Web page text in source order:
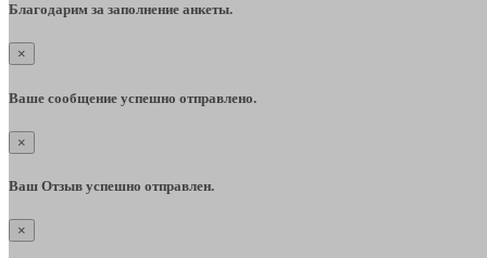
Благодарим за заполнение анкеты.
×
Ваше сообщение успешно отправлено.
×
Ваш Отзыв успешно отправлен.
×